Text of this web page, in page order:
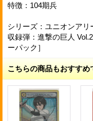
特徴：104期兵
シリーズ：ユニオンアリ
収録弾：進撃の巨人
ーパック］
こちらの商品もおすすめ